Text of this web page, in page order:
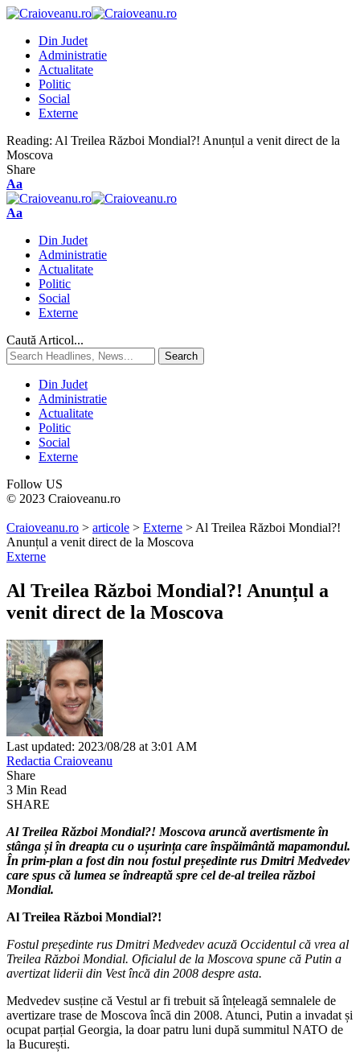
Din Judet
Administratie
Actualitate
Politic
Social
Externe
Reading: Al Treilea Război Mondial?! Anunțul a venit direct de la
Moscova
Share
Aa
Aa
Din Judet
Administratie
Actualitate
Politic
Social
Externe
Caută Articol...
Din Judet
Administratie
Actualitate
Politic
Social
Externe
Follow US
© 2023 Craioveanu.ro
Craioveanu.ro > articole > Externe > Al Treilea Război Mondial?!
Anunțul a venit direct de la Moscova
Externe
Al Treilea Război Mondial?! Anunțul a
venit direct de la Moscova
Last updated: 2023/08/28 at 3:01 AM
Redactia Craioveanu
Share
3 Min Read
SHARE
Al Treilea Război Mondial?! Moscova aruncă avertismente în
stânga și în dreapta cu o ușurința care înspăimântă mapamondul.
În prim-plan a fost din nou fostul președinte rus Dmitri Medvedev
care spus că lumea se îndreaptă spre cel de-al treilea război
Mondial.
Al Treilea Război Mondial?!
Fostul președinte rus Dmitri Medvedev acuză Occidentul că vrea al
Treilea Război Mondial. Oficialul de la Moscova spune că Putin a
avertizat liderii din Vest încă din 2008 despre asta.
Medvedev susține că Vestul ar fi trebuit să înțeleagă semnalele de
avertizare trase de Moscova încă din 2008. Atunci, Putin a invadat și
ocupat parțial Georgia, la doar patru luni după summitul NATO de
la București.